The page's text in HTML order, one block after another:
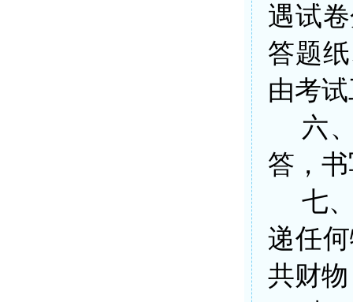
遇试
答题
由考
六
答，
七
递任
共财